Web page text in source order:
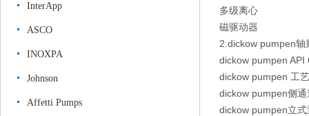
InterApp
ASCO
INOXPA
Johnson
Affetti Pumps
多级离心
磁驱动器
2.dickow pumpen轴
dickow pumpen API
dickow pumpen 工
dickow pumpen侧通
dickow pumpen立式